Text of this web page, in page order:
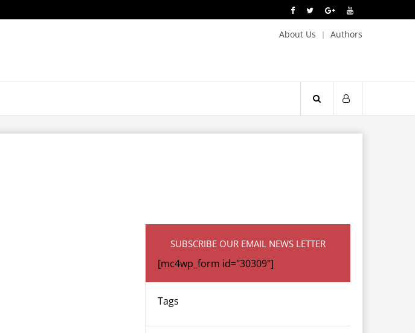
About Us Authors
SUBSCRIBE OUR EMAIL NEWS LETTER
[mc4wp_form id="30309"]
Tags